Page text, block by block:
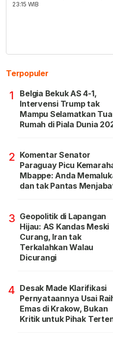
23:15 WIB
Terpopuler
1
Belgia Bekuk AS 4-1,
Intervensi Trump tak
Mampu Selamatkan
Rumah di Piala Dunia
2 Komentar Senator
Paraguay Picu
Mbappe: Anda
dan tak Pantas
3 Geopolitik di Lapangan
Hijau: AS Kandas Meski
Curang, Iran tak
Terkalahkan Walau
Dicurangi
4 Desak Made Klarifikasi
Pernyataannya Usai
Emas di Krakow, Bukan
Kritik untuk Pihak